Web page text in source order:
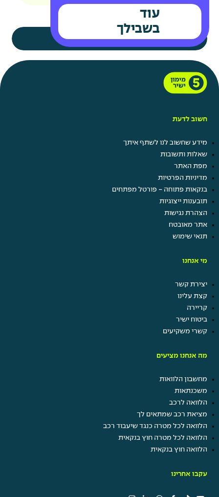
עוד
בשבילך
תן ביס
קרן מלגות
נופש חברה
ערבי גיבוש ומסיבות
הטבות בביטוח ישיר
תראו לי עוד
חשוב לדעת
מידע שחשוב לנו לשתף איתך
שאלות ותשובות
מפת האתר
מדיניות הפרטיות
בנקאות פתוחה - פורטל מפתחים
תובענות ייצוגיות
הצהרת נגישות
אתר מאובטח
תנאי שימוש
מי אנחנו
יצירת קשר
קצת עלינו
קריירה
ביטוח ישיר
קשרי משקיעים
מה אנחנו מציעים
מחשבון הלוואות
משכנתאות
הלוואה לרכב
מציאת רכב שמתאים לך
הלוואה לכל מטרה כנגד שיעבוד רכב
הלוואה לכל מטרה חוץ בנקאית
הלוואה חוץ בנקאית
עקבו אחרינו